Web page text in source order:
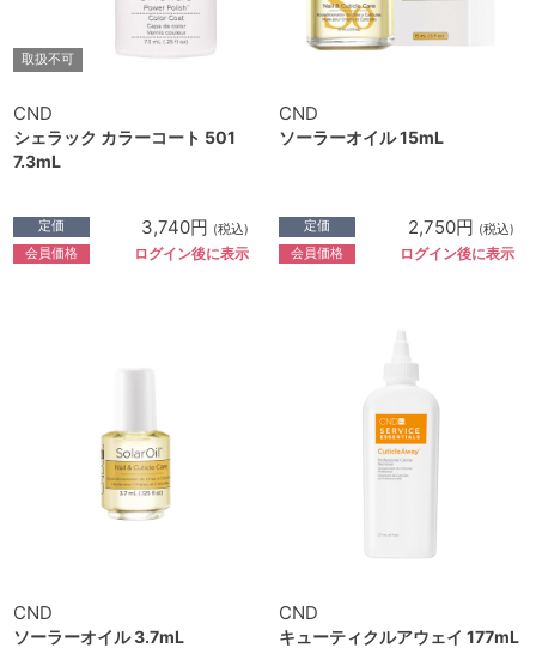
取扱不可
CND
シェラック カラーコート 501
7.3mL
定価 3,740円 (税込)
会員価格 ログイン後に表示
CND
ソーラーオイル 15mL
定価 2,750円 (税込)
会員価格 ログイン後に表示
CND
ソーラーオイル 3.7mL
CND
キューティクルアウェイ 177mL